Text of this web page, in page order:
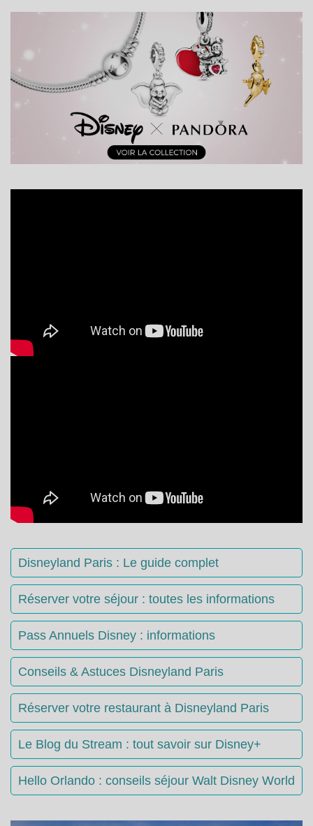
Disneyland Paris : Le guide complet
Réserver votre séjour : toutes les informations
Pass Annuels Disney : informations
Conseils & Astuces Disneyland Paris
Réserver votre restaurant à Disneyland Paris
Le Blog du Stream : tout savoir sur Disney+
Hello Orlando : conseils séjour Walt Disney World